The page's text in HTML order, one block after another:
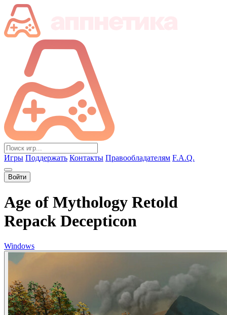
Игры Поддержать Контакты Правообладателям F.A.Q.
Войти
Age of Mythology Retold
Repack Decepticon
Windows